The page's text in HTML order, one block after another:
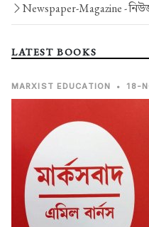
Newspaper-Magazine -
LATEST BOOKS
MARXIST EDUCATION • 18-